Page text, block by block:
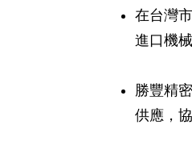
在台灣
進口機
勝豐精
供應，